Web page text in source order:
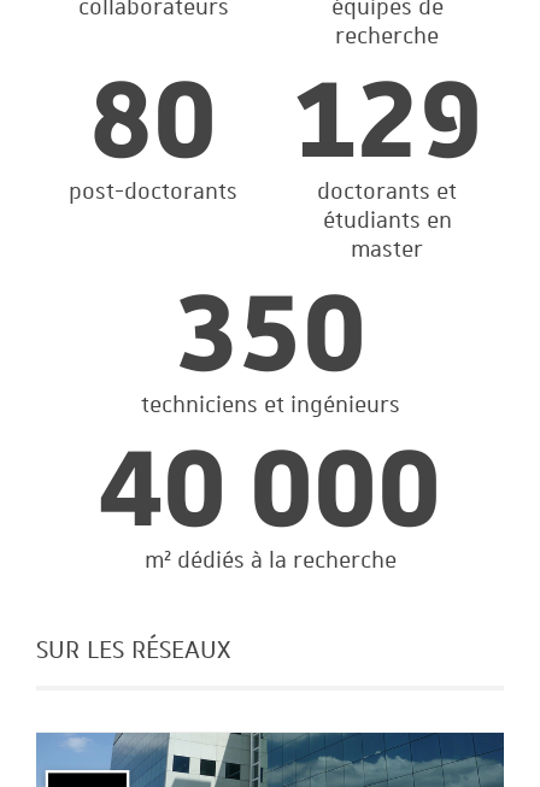
collaborateurs
équipes de
recherche
80
post-doctorants 129
doctorants et
étudiants en
master
350
techniciens et ingénieurs
40 000
m² dédiés à la recherche
SUR LES RÉSEAUX